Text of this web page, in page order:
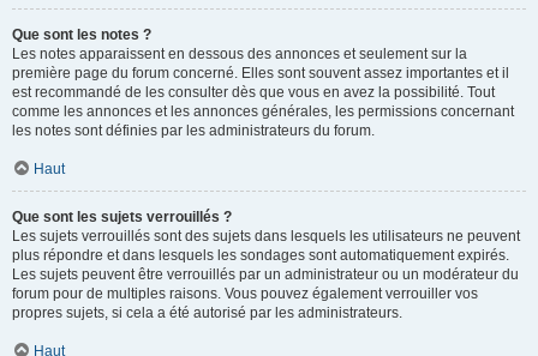
Que sont les notes ?
Les notes apparaissent en dessous des annonces et seulement sur la
première page du forum concerné. Elles sont souvent assez importantes et il
est recommandé de les consulter dès que vous en avez la possibilité. Tout
comme les annonces et les annonces générales, les permissions concernant
les notes sont définies par les administrateurs du forum.
Haut
Que sont les sujets verrouillés ?
Les sujets verrouillés sont des sujets dans lesquels les utilisateurs ne peuvent
plus répondre et dans lesquels les sondages sont automatiquement expirés.
Les sujets peuvent être verrouillés par un administrateur ou un modérateur du
forum pour de multiples raisons. Vous pouvez également verrouiller vos
propres sujets, si cela a été autorisé par les administrateurs.
Haut